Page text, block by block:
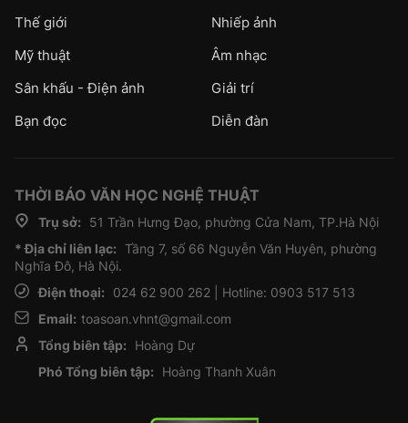
Thế giới
Nhiếp ảnh
Mỹ thuật
Âm nhạc
Sân khấu - Điện ảnh
Giải trí
Bạn đọc
Diễn đàn
THỜI BÁO VĂN HỌC NGHỆ THUẬT
Trụ sở:
51 Trần Hưng Đạo, phường Cửa Nam, TP.Hà Nội
* Địa chỉ liên lạc: Tầng 7, số 66 Nguyễn Văn Huyên, phường
Nghĩa Đô, Hà Nội.
Điện thoại:
024 62 900 262 | Hotline: 0903 517 513
Email: toasoan.vhnt@gmail.com
Tổng biên tập:
Hoàng Dự
Phó Tổng biên tập:
Hoàng Thanh Xuân